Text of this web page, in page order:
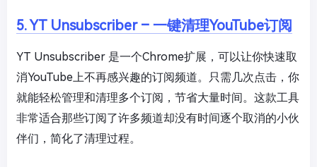
5. YT Unsubscriber – 一键清理YouTube订阅
YT Unsubscriber 是一个Chrome扩展，可以让你快速取
消YouTube上不再感兴趣的订阅频道。只需几次点击，你
就能轻松管理和清理多个订阅，节省大量时间。这款工具
非常适合那些订阅了许多频道却没有时间逐个取消的小伙
伴们，简化了清理过程。